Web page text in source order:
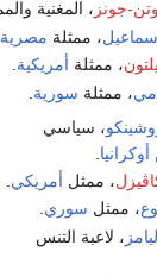
جونز ، المغنية
، ممثلة مصرية
، ممثلة أمريكية
، ممثلة سورية
، سياسي
، ممثل أمريكي
، ممثل سوري.
، لاعبة التنس